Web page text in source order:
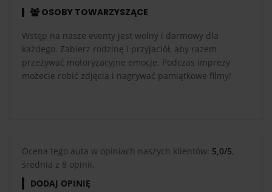
OSOBY TOWARZYSZĄCE
Wstęp na nasze eventy jest wolny i darmowy dla
każdego. Zabierz rodzinę i przyjaciół, aby razem
przeżywać motoryzacyjne emocje. Podczas imprezy
możecie robić zdjęcia i nagrywać pamiątkowe filmy!
Ocena tego auta w opiniach naszych klientów: 5,0/5,
średnia z 8 opinii.
DODAJ OPINIĘ